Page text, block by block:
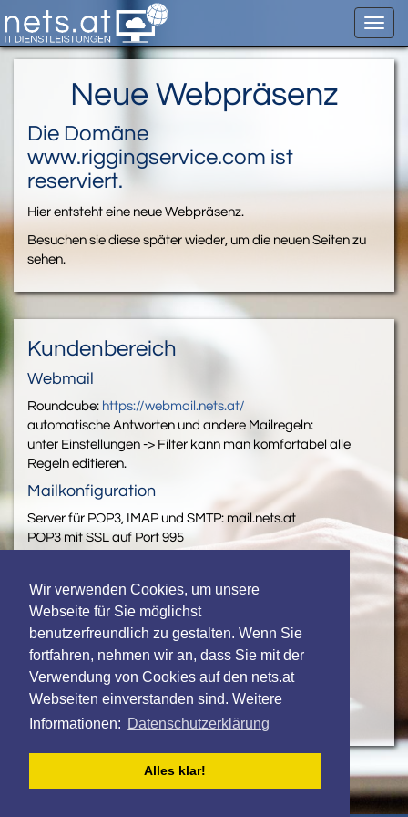
Wir verwenden Cookies, um unsere
Webseite für Sie möglichst
benutzerfreundlich zu gestalten. Wenn Sie
fortfahren, nehmen wir an, dass Sie mit der
Verwendung von Cookies auf den nets.at
Webseiten einverstanden sind. Weitere
Informationen: Datenschutzerklärung
Alles klar!
Neue Webpräsenz
Die Domäne
www.riggingservice.com ist
reserviert.
Hier entsteht eine neue Webpräsenz.
Besuchen sie diese später wieder, um die neuen Seiten zu
sehen.
Kundenbereich
Webmail
Roundcube: https://webmail.nets.at/
automatische Antworten und andere Mailregeln:
unter Einstellungen -> Filter kann man komfortabel alle
Regeln editieren.
Mailkonfiguration
Server für POP3, IMAP und SMTP: mail.nets.at
POP3 mit SSL auf Port 995
Online Speicher und Kollaboration / Cloud
Nextcloud:https://cloud.nets.at/
Administration
phpMyAdmin: https://phpMyAdmin.nets.at/